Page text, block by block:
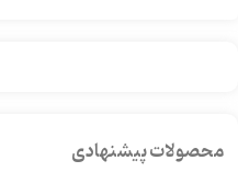
محصولات پیشنهادی